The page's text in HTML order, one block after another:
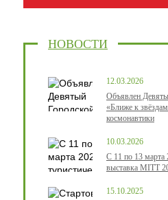
НОВОСТИ
12.03.2026
Объявлен
«Ближе к
космонавтики
10.03.2026
С 11 по 13 марта
выставка MITT
15.10.2025